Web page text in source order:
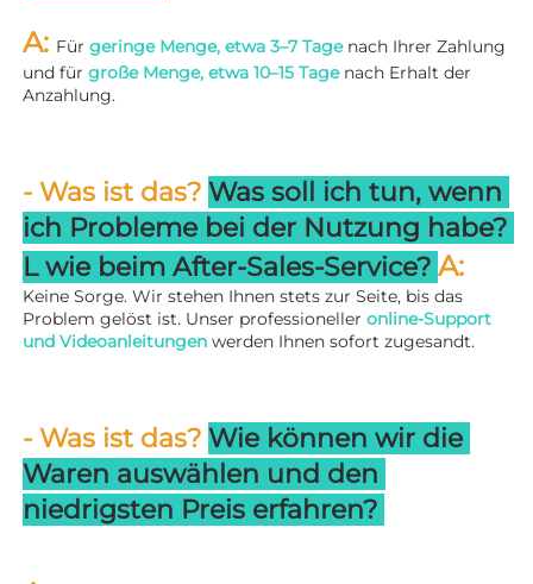
A: Für geringe Menge, etwa 3–7 Tage nach Ihrer Zahlung
und für große Menge, etwa 10–15 Tage nach Erhalt der
Anzahlung.
- Was ist das? Was soll ich tun, wenn
L wie beim After-Sales-Service?
Keine Sorge. Wir stehen Ihnen stets zur Seite, bis das
Problem gelöst ist. Unser professioneller online-Support
und Videoanleitungen werden Ihnen sofort zugesandt.
- Was ist das? Wie können wir die
Waren auswählen und den
niedrigsten Preis erfahren?